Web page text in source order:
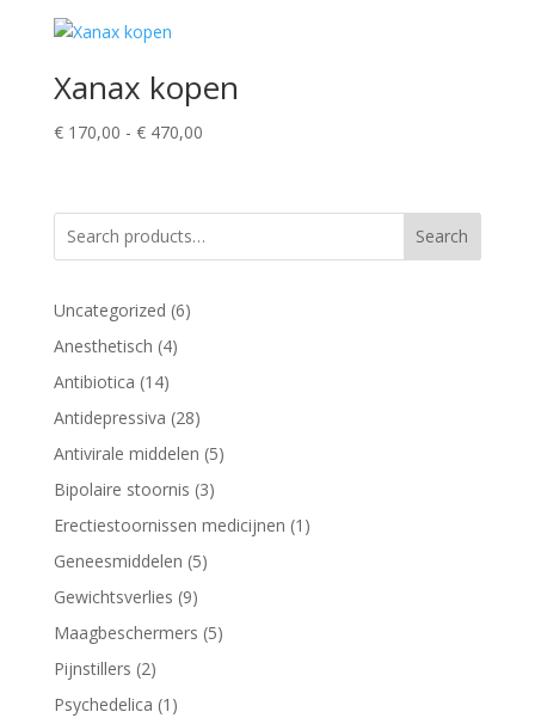
Xanax kopen
€170,00 - €470,00Prijsklasse:
€ 470,00
Search
Uncategorized 66
Anesthetisch 44
Antibiotica 1414
producten
Antidepressiva 2828
producten
Antivirale middelen 55
Bipolaire stoornis 33
producten
Erectiestoornissen medicijnen 1 1
Geneesmiddelen 55
Gewichtsverlies 99
producten
Maagbeschermers 55
Pijnstillers 22
producten
Psychedelica 1 1